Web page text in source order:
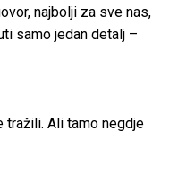
najbolji za sve nas,
samo jedan detalj –
Ali tamo negdje